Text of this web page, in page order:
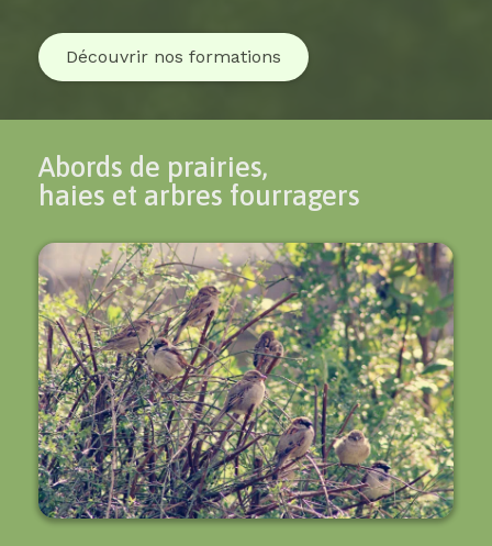
Découvrir nos formations
Abords de prairies,
haies et arbres fourragers